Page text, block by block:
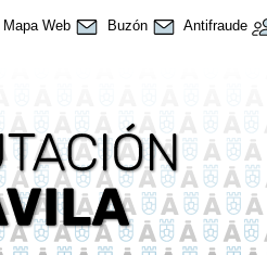
Mapa Web Buzón Antifraude